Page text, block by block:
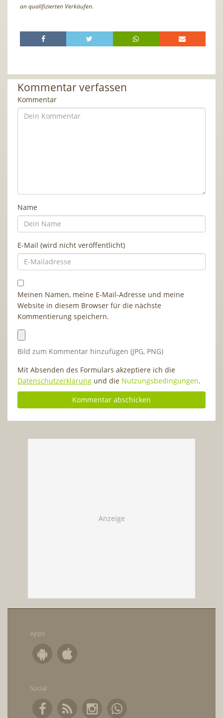
an qualifizierten Verkäufen.
Kommentar verfassen
Kommentar
Name
E-Mail (wird nicht veröffentlicht)
Meinen Namen, meine E-Mail-Adresse und meine
Website in diesem Browser für die nächste
Kommentierung speichern.
Bild zum Kommentar hinzufügen (JPG, PNG)
Mit Absenden des Formulars akzeptiere ich die
Datenschutzerklärung und die Nutzungsbedingungen.
Apps
Social